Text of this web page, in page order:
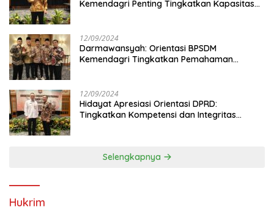
Kemendagri Penting Tingkatkan Kapasitas
12/09/2024
Darmawansyah: Orientasi BPSDM
Kemendagri Tingkatkan Pemahaman
12/09/2024
Hidayat Apresiasi Orientasi DPRD:
Tingkatkan Kompetensi dan Integritas
Selengkapnya
Hukrim